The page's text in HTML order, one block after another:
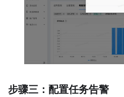
步骤三：配置任务告警